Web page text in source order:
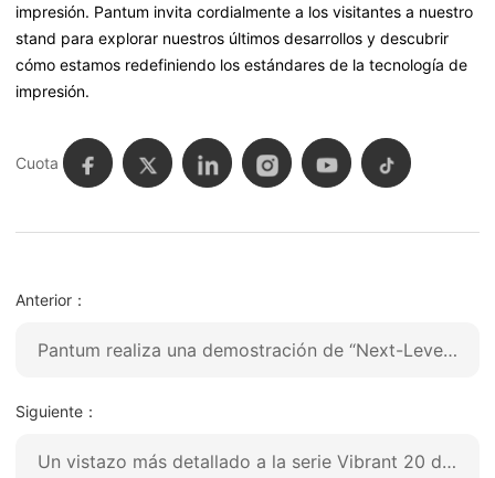
impresión. Pantum invita cordialmente a los visitantes a nuestro
stand para explorar nuestros últimos desarrollos y descubrir
cómo estamos redefiniendo los estándares de la tecnología de
impresión.
Cuota
Anterior：
Pantum realiza una demostración de “Next-Level-Printing” en la 136ª Feria de Cantón
Siguiente：
Un vistazo más detallado a la serie Vibrant 20 de Pantum: una nueva dimensión en la impresión láser color A4